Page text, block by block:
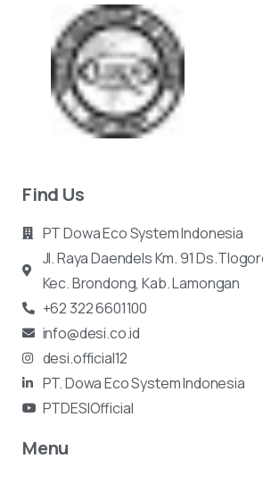
Find Us
PT Dowa Eco System Indonesia
Jl. Raya Daendels Km. 91
Kec.Brondong, Kab. Lamongan
+62 322 6601100
info@desi.co.id
desi.official12
PT. Dowa Eco System Indonesia
PTDESIOfficial
Menu